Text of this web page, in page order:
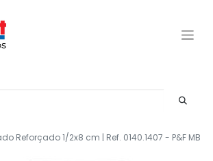
Reforçado 1/2x8 cm | Ref. 0140.1407 - P&F MB